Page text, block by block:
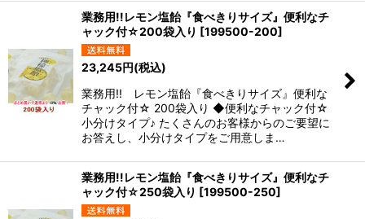
業務用!!レモン塩飴『食べきりサイズ』便利なチ
ャック付☆200袋入り [199500-200]
23,245円(税込)
業務用!! レモン塩飴『食べきりサイズ』便利な
チャック付☆ 200袋入り ◆便利なチャック付☆
小分けタイプ♪ たくさんのお客様からのご要望に
お答えし、小分けタイプをご用意しま…
業務用!!レモン塩飴『食べきりサイズ』便利なチ
ャック付☆250袋入り [199500-250]